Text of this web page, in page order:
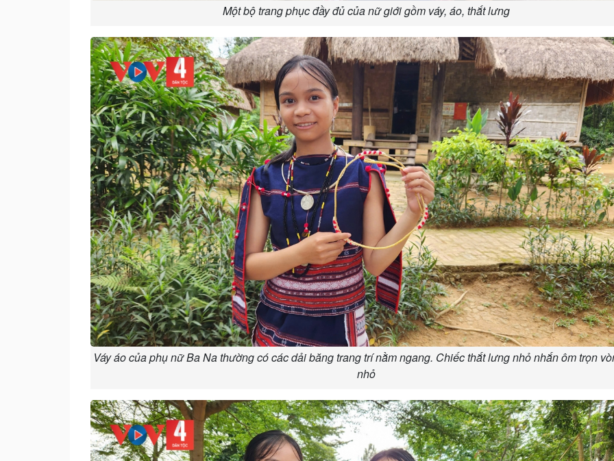
Một bộ trang phục đầy đủ của nữ giới gồm váy, áo, thắt lưng
Váy áo của phụ nữ Ba Na thường có các dải băng trang trí nằm ngang. Chiếc thắt lưng nhỏ nhắn ôm trọn
nhỏ